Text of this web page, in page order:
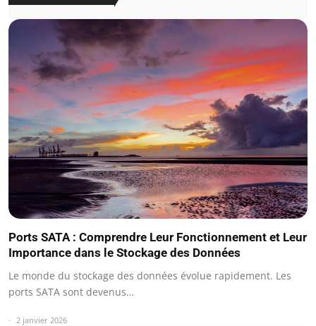
Ports SATA : Comprendre Leur Fonctionnement et Leur
Importance dans le Stockage des Données
Le monde du stockage des données évolue rapidement. Les
ports SATA sont devenus…
2 janvier 2026